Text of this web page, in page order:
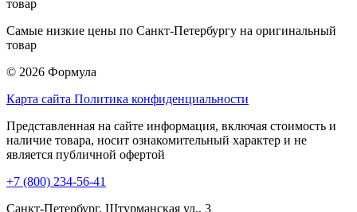
Самые низкие цены по Санкт-Петербургу на оригинальный
товар
© 2026 Формула
Карта сайта Политика конфиденциальности
Представленная на сайте информация, включая стоимость и
наличие товара, носит ознакомительный характер и не
является публичной офертой
+7 (800) 234-56-41
Санкт-Петербург, Штурманская ул., 3